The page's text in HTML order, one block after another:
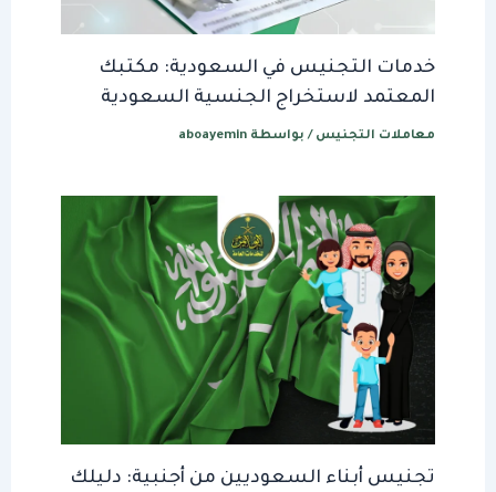
خدمات التجنيس في السعودية: مكتبك
المعتمد لاستخراج الجنسية السعودية
معاملات التجنيس / بواسطة aboayemin
تجنيس أبناء السعوديين من أجنبية: دليلك